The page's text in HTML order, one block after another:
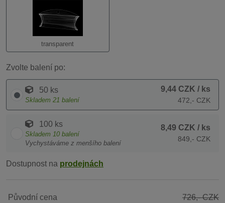
transparent
Zvolte balení po:
50 ks
Skladem 21 balení
9,44 CZK / ks
472,- CZK
100 ks
Skladem 10 balení
Vychystáváme z menšího balení
8,49 CZK / ks
849,- CZK
Dostupnost na prodejnách
Původní cena 726,- CZK